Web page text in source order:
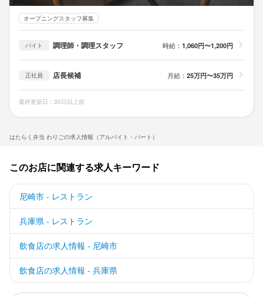
はたらく弁当 わりごの求人情報（アルバイト・パート）
オープニングスタッフ募集
バイト 調理師・調理スタッフ 時給： 1,060円〜1,200円
正社員 店長候補 月給： 25万円〜35万円
最終更新日：30日以上前
このお店に関連する求人キーワード
尼崎市 - レストラン
兵庫県 - レストラン
飲食店の求人情報 - 尼崎市
飲食店の求人情報 - 兵庫県